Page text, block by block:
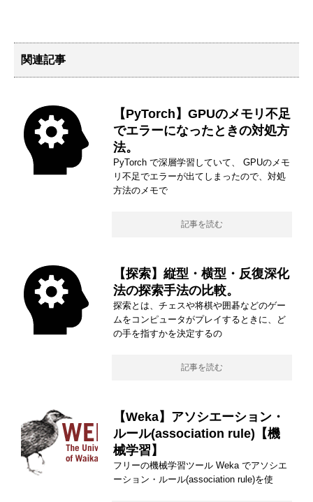
関連記事
【PyTorch】GPUのメモリ不足
でエラーになったときの対処方
法。
PyTorch で深層学習していて、 GPUのメモ
リ不足でエラーが出てしまったので、対処
方法のメモで
記事を読む
【探索】縦型・横型・反復深化
法の探索手法の比較。
探索とは、チェスや将棋や囲碁などのゲー
ムをコンピュータがプレイするときに、ど
の手を指すかを決定するの
記事を読む
【Weka】アソシエーション・
ルール(association rule)【機
械学習】
フリーの機械学習ツール Weka でアソシエ
ーション・ルール(association rule)を使